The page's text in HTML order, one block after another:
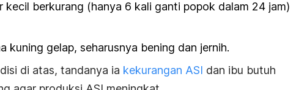
kecil berkurang (hanya 6 kali ganti popok dalam 24 jam)
kuning gelap, seharusnya bening dan jernih.
di atas, tandanya ia kekurangan ASI dan ibu butuh